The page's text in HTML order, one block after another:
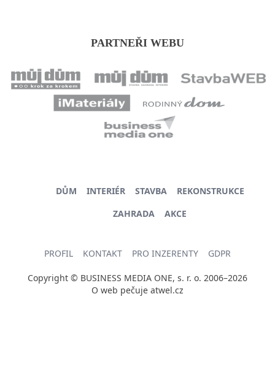
PARTNEŘI WEBU
DŮM INTERIÉR STAVBA
REKONSTRUKCE
ZAHRADA
AKCE
PROFIL KONTAKT PRO INZERENTY GDPR
Copyright © BUSINESS MEDIA ONE, s. r. o. 2006–2026